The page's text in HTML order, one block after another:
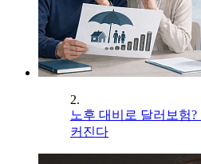
2.
노후 대비로 달러보험
커진다